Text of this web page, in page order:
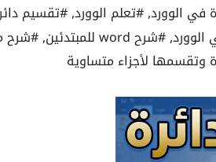
في الوورد,#تعلم الوورد,#تقسيم
,#شرح word للمبتدئين ,#شرح
وتقسمها لأجزاء متساوية